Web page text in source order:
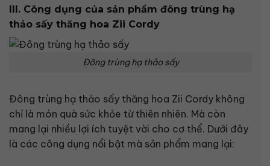
III. Công dụng của sản phẩm đông trùng hạ
thảo sấy thăng hoa Zii Cordy
Đông trùng hạ thảo sấy
Đông trùng hạ thảo sấy thăng hoa Zii Cordy không
chỉ là món quà sức khỏe từ thiên nhiên. Mà còn
mang lại nhiều lợi ích tuyệt vời cho cơ thể. Dưới đây
là các công dụng nổi bật mà sản phẩm mang lại: